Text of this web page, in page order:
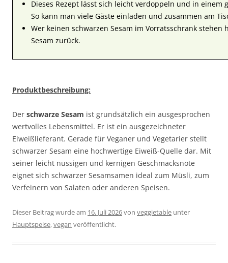
Dieses Rezept lässt sich leicht verdoppeln und in einem
So kann man viele Gäste einladen und zusammen am
Wer keinen schwarzen Sesam im Vorratsschrank stehen
Sesam zurück.
Produktbeschreibung:
Der schwarze Sesam ist grundsätzlich ein ausgesprochen
wertvolles Lebensmittel. Er ist ein ausgezeichneter
Eiweißlieferant. Gerade für Veganer und Vegetarier stellt
schwarzer Sesam eine hochwertige Eiweiß-Quelle dar. Mit
seiner leicht nussigen und kernigen Geschmacksnote
eignet sich schwarzer Sesamsamen ideal zum Müsli, zum
Verfeinern von Salaten oder anderen Speisen.
Dieser Beitrag wurde am 16. Juli 2026von veggietable unter
Hauptspeise,vegan veröffentlicht.